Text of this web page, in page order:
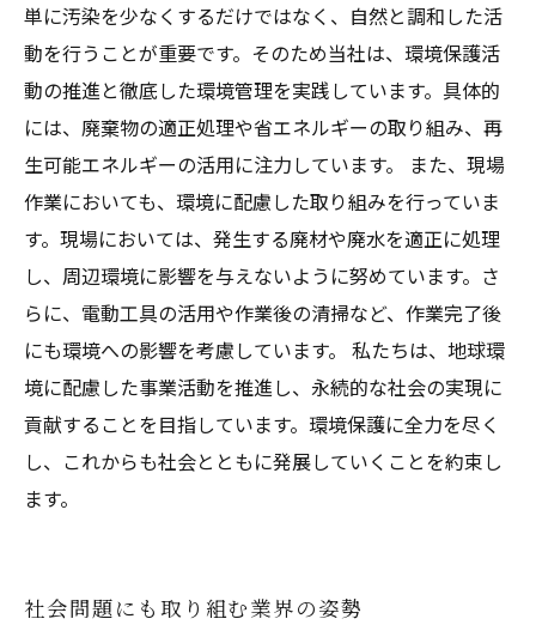
単に汚染を少なくするだけではなく、自然と調和した活
動を行うことが重要です。そのため当社は、環境保護活
動の推進と徹底した環境管理を実践しています。具体的
には、廃棄物の適正処理や省エネルギーの取り組み、再
生可能エネルギーの活用に注力しています。 また、現場
作業においても、環境に配慮した取り組みを行っていま
す。現場においては、発生する廃材や廃水を適正に処理
し、周辺環境に影響を与えないように努めています。さ
らに、電動工具の活用や作業後の清掃など、作業完了後
にも環境への影響を考慮しています。 私たちは、地球環
境に配慮した事業活動を推進し、永続的な社会の実現に
貢献することを目指しています。環境保護に全力を尽く
し、これからも社会とともに発展していくことを約束し
ます。
社会問題にも取り組む業界の姿勢